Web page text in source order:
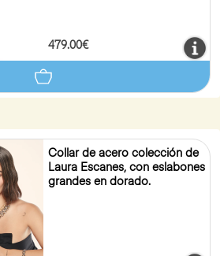
479.00€
Collar de acero colección de
Laura Escanes, con eslabones
grandes en dorado.